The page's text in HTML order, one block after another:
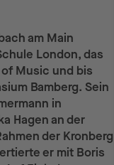
am Main
London, das
Music und bis
Bamberg. Sein
in
Hagen an der
der Kronberg
er mit Boris